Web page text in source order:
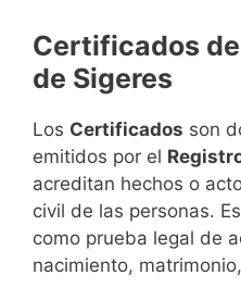
Certificados
de Sigeres
Los Certificados son
emitidos por el
acreditan hechos o
civil de las personas.
como prueba legal de
nacimiento,